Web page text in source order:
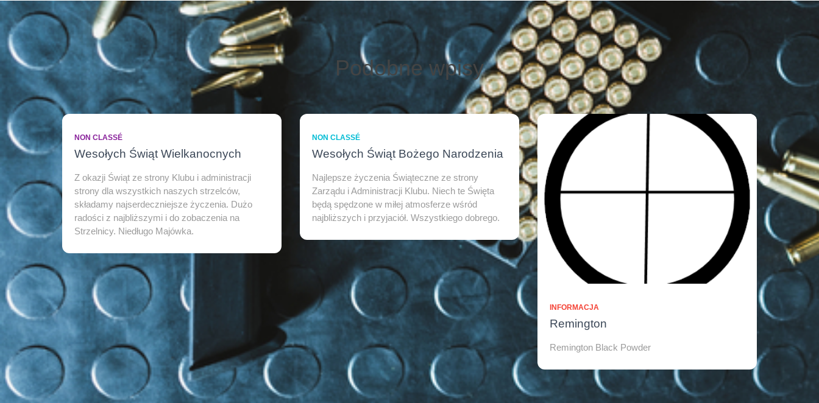
h
i
w
u
m
Podobne wpisy
NON CLASSÉ
Wesołych Świąt Wielkanocnych
Z okazji Świąt ze strony Klubu i administracji
strony dla wszystkich naszych strzelców,
składamy najserdeczniejsze życzenia. Dużo
radości z najbliższymi i do zobaczenia na
Strzelnicy. Niedługo Majówka.
NON CLASSÉ
Wesołych Świąt Bożego Narodzenia
Najlepsze życzenia Świąteczne ze strony
Zarządu i Administracji Klubu. Niech te Święta
będą spędzone w miłej atmosferze wśród
najbliższych i przyjaciół. Wszystkiego dobrego.
INFORMACJA
Remington
Remington Black Powder